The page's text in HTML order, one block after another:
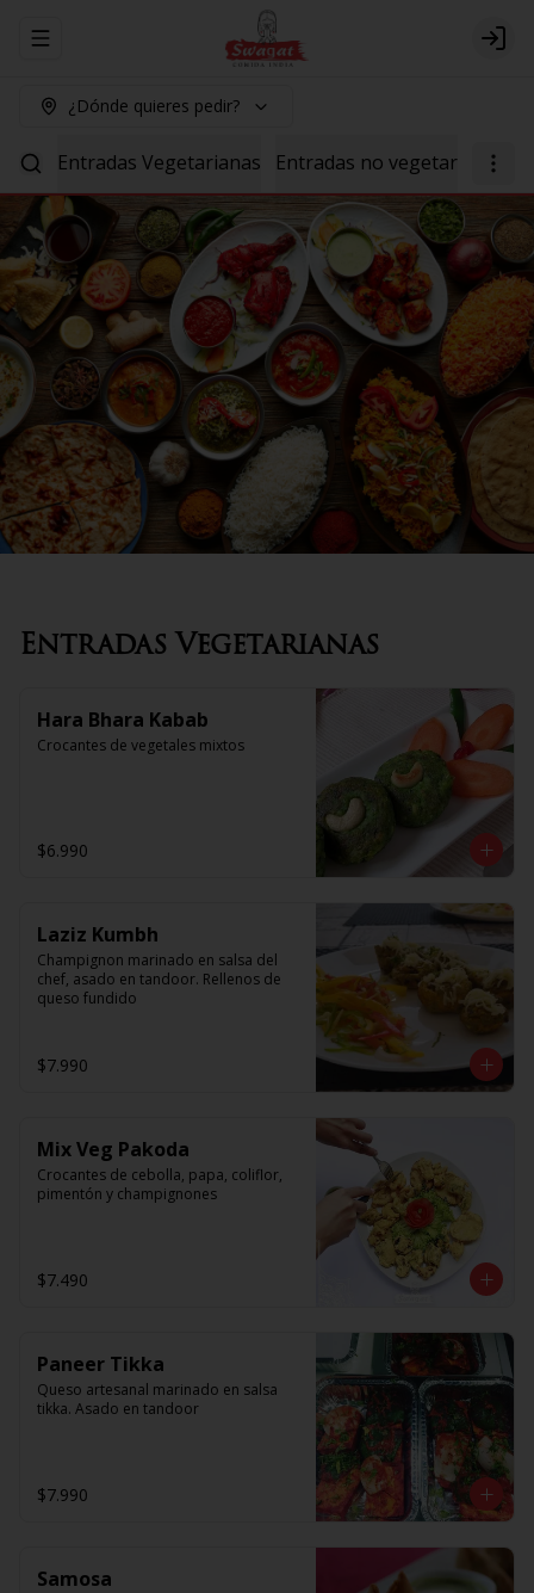
Abrir menu de navegación Login
¿Dónde quieres pedir?
Entradas Vegetarianas Entradas no vegetarianas
Entradas Vegetarianas
Hara Bhara Kabab
Crocantes de vegetales mixtos
$6.990
Laziz Kumbh
Champignon marinado en salsa del
chef, asado en tandoor. Rellenos de
queso fundido
$7.990
Mix Veg Pakoda
Crocantes de cebolla, papa, coliflor,
pimentón y champignones
$7.490
Paneer Tikka
Queso artesanal marinado en salsa
tikka. Asado en tandoor
$7.990
Samosa